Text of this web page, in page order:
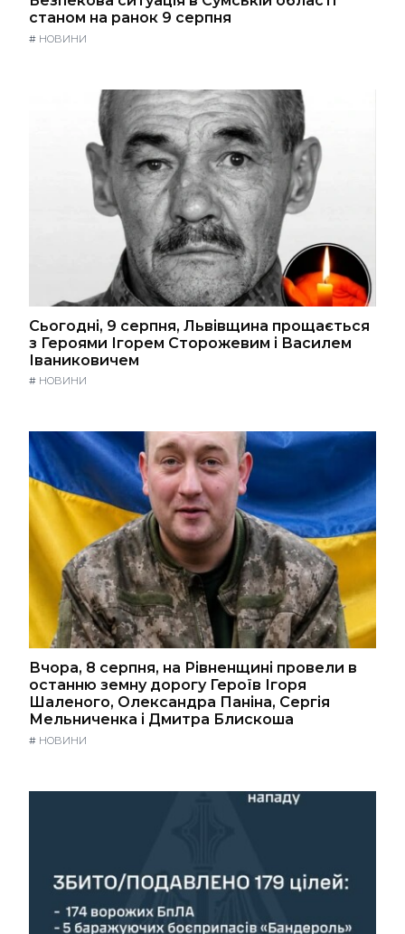
станом на ранок 9 серпня
# НОВИНИ
Сьогодні, 9 серпня, Львівщина прощається
з Героями Ігорем Сторожевим і Василем
Іваниковичем
# НОВИНИ
Вчора, 8 серпня, на Рівненщині провели в
останню земну дорогу Героїв Ігоря
Шаленого, Олександра Паніна, Сергія
Мельниченка і Дмитра Блискоша
# НОВИНИ